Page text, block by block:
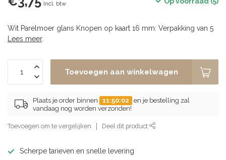
Incl. btw
Wit Parelmoer glans Knopen op kaart 16 mm: Verpakking van 5
Lees meer.
Toevoegen aan winkelwagen
Plaats je order binnen 11:50:01
en je bestelling zal
vandaag nog worden verzonden!
Toevoegen om te vergelijken Deel dit product
Scherpe tarieven en snelle levering